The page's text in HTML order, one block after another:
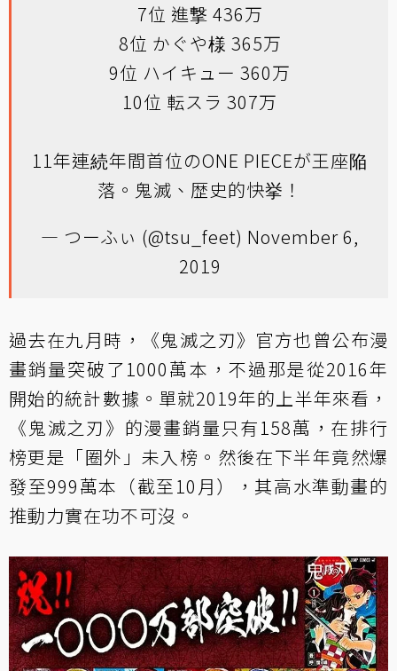
7位 進撃 436万
8位 かぐや様 365万
9位 ハイキュー 360万
10位 転スラ 307万
11年連続年間首位のONE PIECEが王座陥
落。鬼滅、歴史的快挙！
— つーふぃ (@tsu_feet) November 6,
2019
過去在九月時，《鬼滅之刃》官方也曾公布漫
畫銷量突破了1000萬本，不過那是從2016年
開始的統計數據。單就2019年的上半年來看，
《鬼滅之刃》的漫畫銷量只有158萬，在排行
榜更是「圈外」未入榜。然後在下半年竟然爆
發至999萬本（截至10月），其高水準動畫的
推動力實在功不可沒。